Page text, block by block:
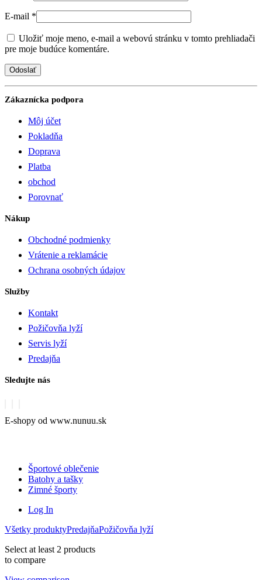
E-mail *
Uložiť moje meno, e-mail a webovú stránku v tomto prehliadači
pre moje budúce komentáre.
Zákaznícka podpora
Môj účet
Pokladňa
Doprava
Platba
obchod
Porovnať
Nákup
Obchodné podmienky
Vrátenie a reklamácie
Ochrana osobných údajov
Služby
Kontakt
Požičovňa lyží
Servis lyží
Predajňa
Sledujte nás
E-shopy od www.nunuu.sk
Športové oblečenie
Batohy a tašky
Zimné športy
Log In
Všetky produktyPredajňaPožičovňa lyží
Select at least 2 products
to compare